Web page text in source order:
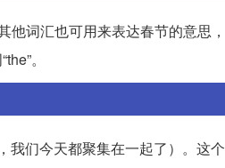
他词汇也可用来表达春节的意思，
。
我们今天都聚集在一起了）。这个